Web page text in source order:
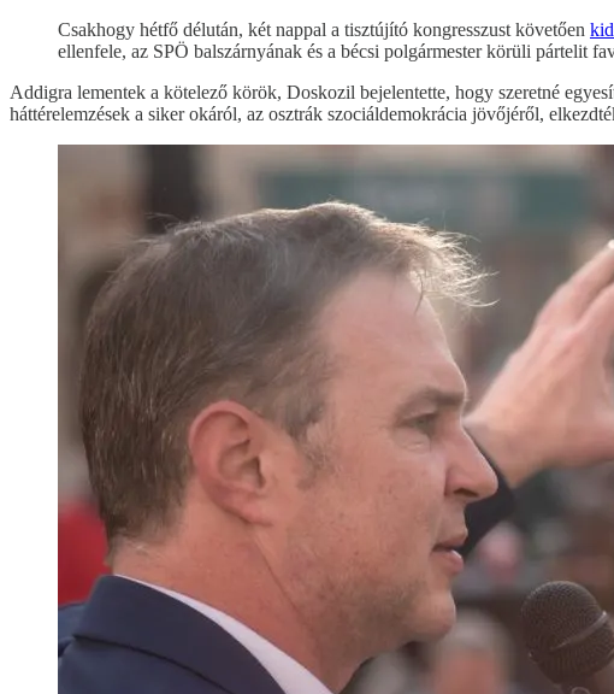
Csakhogy hétfő délután, két nappal a tisztújító kongresszust követően
ellenfele, az SPÖ balszárnyának és a bécsi polgármester körüli pártelit
Addigra lementek a kötelező körök, Doskozil bejelentette, hogy szeretné
háttérelemzések a siker okáról, az osztrák szociáldemokrácia jövőjéről,